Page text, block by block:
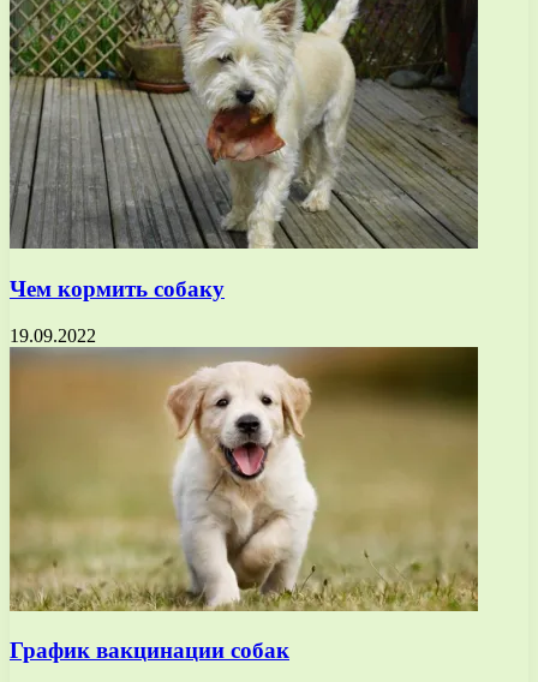
Чем кормить собаку
19.09.2022
График вакцинации собак